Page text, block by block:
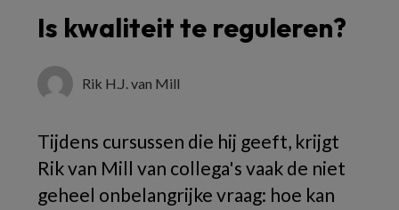
Is kwaliteit te reguleren?
Rik H.J. van Mill
Tijdens cursussen die hij geeft, krijgt
Rik van Mill van collega's vaak de niet
geheel onbelangrijke vraag: hoe kan